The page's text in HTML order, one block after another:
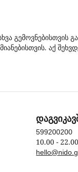
გემოვნებისთვის
აქ
599200200
10.00 -